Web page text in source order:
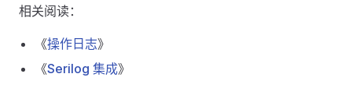
相关阅读：
《操作日志》
《Serilog 集成》